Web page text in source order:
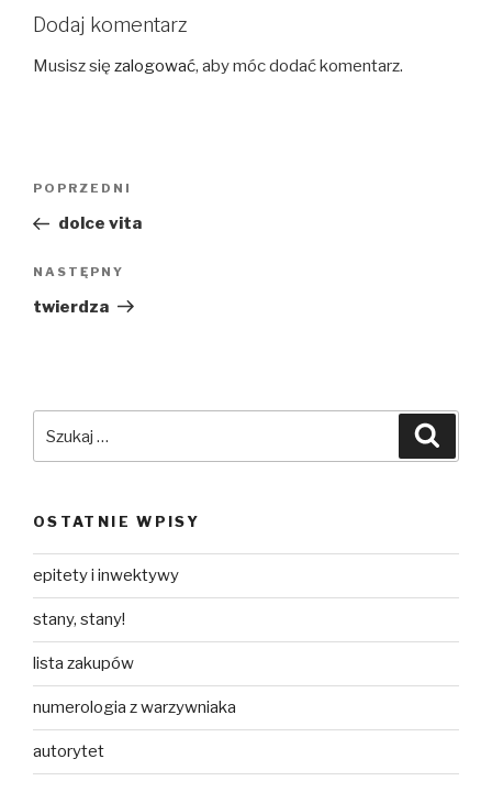
Dodaj komentarz
Musisz się zalogować, aby móc dodać komentarz.
Poprzedni
wpis
POPRZEDNI
dolce vita
Następny
wpis
NASTĘPNY
twierdza
OSTATNIE WPISY
epitety i inwektywy
stany, stany!
lista zakupów
numerologia z warzywniaka
autorytet